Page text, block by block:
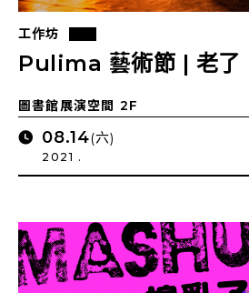
工作坊
Pulima 藝術節 | 老了
圖書館展演空間 2F
08.14(六)
2021 .